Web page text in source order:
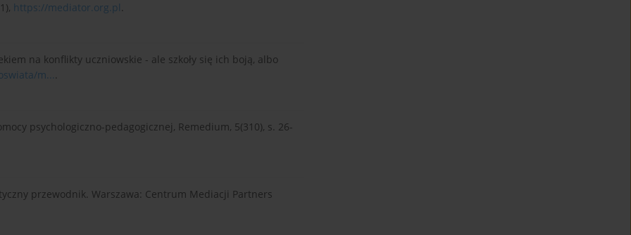
https://mediator.org.pl.
na konflikty uczniowskie - ale szkoły się ich boją, albo
m....
psychologiczno-pedagogicznej, Remedium, 5(310), s. 26-
przewodnik. Warszawa: Centrum Mediacji Partners